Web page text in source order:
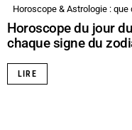
Horoscope & Astrologie :
Horoscope du jour
chaque signe du
LIRE